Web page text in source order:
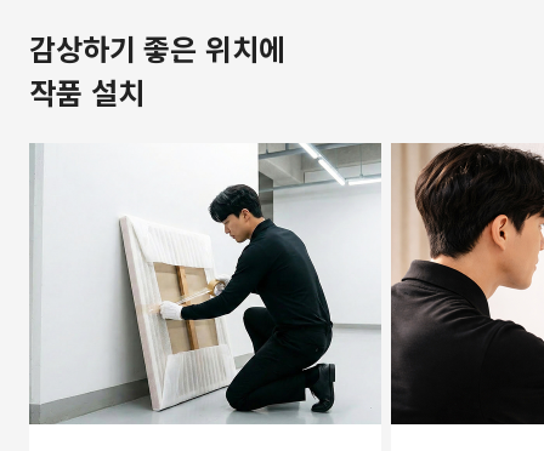
감상하기 좋은 위치에
작품 설치